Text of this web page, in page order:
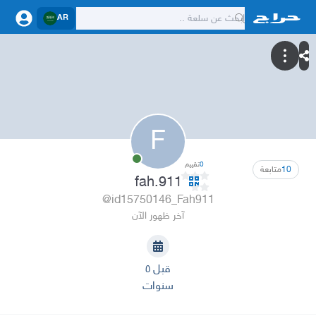
AR
F
10متابعة 0تقييم
fah.911
@id15750146_Fah911
آخر ظهور الآن
قبل ٥
سنوات